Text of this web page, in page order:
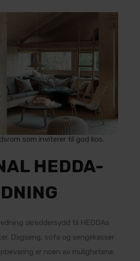
som inviterer til god kos.
HEDDA-
skreddersydd til HEDDAs
Dagseng, sofa og sengekasser
er noen av mulighetene.